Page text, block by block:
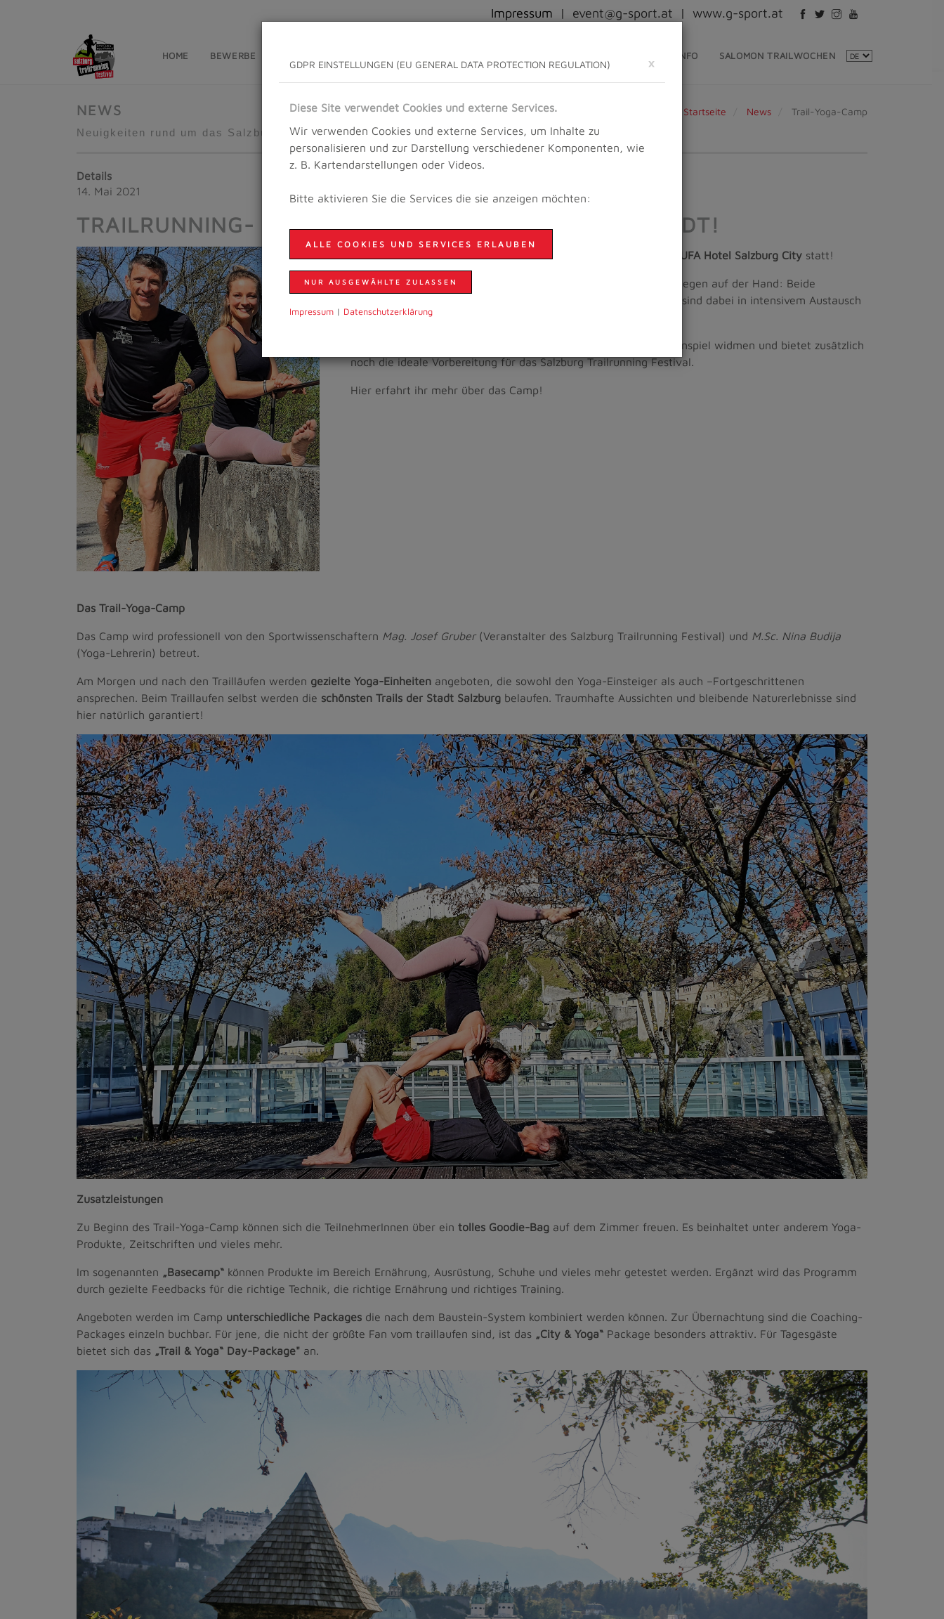
Impressum | event@g-sport.at | www.g-sport.at
HOME BEWERBE EVENTINFO SALOMON TRAILWOCHEN
NEWS
Neuigkeiten rund um das Salzburg Trailrunning Festival
Startseite News Trail-Yoga-Camp
Details
14. Mai 2021
TRAILRUNNING- UND YOGA-CAMP IN DER MOZARTSTADT!
JUFA Hotel Salzburg City statt!
Die positiven Effekte der
liegen auf der Hand: Beide
Sportarten fordern und fördern intensiv den eigenen Körper und sind dabei in intensivem Austausch
mit Natur und Umwelt.
will sich genau diesem positiven Zusammenspiel widmen und bietet zusätzlich
noch die ideale Vorbereitung für das Salzburg Trailrunning Festival.
Hier erfahrt ihr mehr über das Camp!
Das Trail-Yoga-Camp
Das Camp wird professionell von den Sportwissenschaftern Mag. Josef Gruber(Veranstalter des Salzburg Trailrunning Festival) und M.Sc. Nina Budija
(Yoga-Lehrerin) betreut.
Am Morgen und nach den Trailläufen werden gezielte Yoga-Einheiten angeboten, die sowohl den Yoga-Einsteiger als auch –Fortgeschrittenen
ansprechen. Beim Traillaufen selbst werden die schönsten Trails der Stadt Salzburg belaufen. Traumhafte Aussichten und bleibende Naturerlebnisse sind
hier natürlich garantiert!
Zusatzleistungen
Zu Beginn des Trail-Yoga-Camp können sich die TeilnehmerInnen über ein tolles Goodie-Bag auf dem Zimmer freuen. Es beinhaltet unter anderem Yoga-
Produkte, Zeitschriften und vieles mehr.
Im sogenannten „Basecamp“ können Produkte im Bereich Ernährung, Ausrüstung, Schuhe und vieles mehr getestet werden. Ergänzt wird das Programm
durch gezielte Feedbacks für die richtige Technik, die richtige Ernährung und richtiges Training.
Angeboten werden im Camp unterschiedliche Packages die nach dem Baustein-System kombiniert werden können. Zur Übernachtung sind die Coaching-
Packages einzeln buchbar. Für jene, die nicht der größte Fan vom traillaufen sind, ist das „City & Yoga“ Package besonders attraktiv. Für Tagesgäste
bietet sich das „Trail & Yoga“ Day-Package" an.
GDPR EINSTELLUNGEN (EU GENERAL DATA PROTECTION REGULATION) ×
Diese Site verwendet Cookies und externe Services.
Wir verwenden Cookies und externe Services, um Inhalte zu
personalisieren und zur Darstellung verschiedener Komponenten, wie
z. B. Kartendarstellungen oder Videos.
Bitte aktivieren Sie die Services die sie anzeigen möchten:
ALLE COOKIES UND SERVICES ERLAUBEN
NUR AUSGEWÄHLTE ZULASSEN
Impressum | Daten­schutzer­klärung